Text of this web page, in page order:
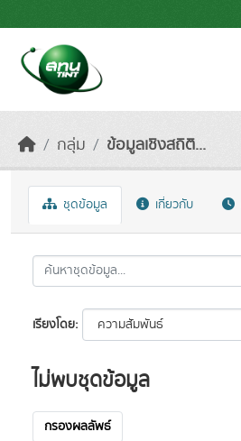
กลุ่ม ข้อมูลเชิงสถิติ...
ชุดข้อมูล เกี่ยวกับ
เรียงโดย
ไม่พบชุดข้อมูล
กรองผลลัพธ์